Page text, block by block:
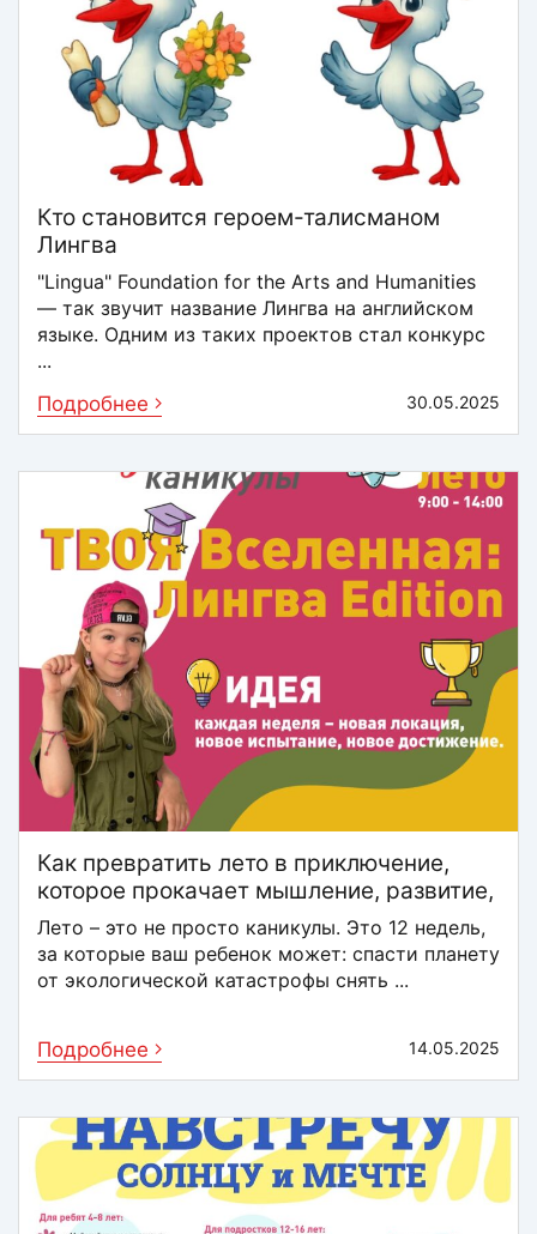
Кто становится героем-талисманом
Лингва
"Lingua" Foundation for the Arts and Humanities
— так звучит название Лингва на английском
языке. Одним из таких проектов стал конкурс
...
Подробнее
30.05.2025
Как превратить лето в приключение,
которое прокачает мышление, развитие,
мотивацию лучше учебников
Лето – это не просто каникулы. Это 12 недель,
за которые ваш ребенок может: спасти планету
от экологической катастрофы снять ...
Подробнее 14.05.2025